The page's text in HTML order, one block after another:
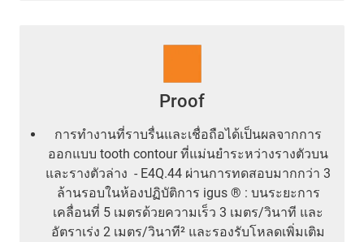
Proof
การทำงานที่ราบรื่นและเชื่อถือได้เป็นผลจากการ
ออกแบบ tooth contour ที่แม่นยำระหว่างรางตัวบน
และรางตัวล่าง - E4Q.44 ผ่านการทดสอบมากกว่า 3
ล้านรอบในห้องปฏิบัติการ igus ® : บนระยะการ
เคลื่อนที่ 5 เมตรด้วยความเร็ว 3 เมตร/วินาที และ
อัตราเร่ง 2 เมตร/วินาที² และรองรับโหลดเพิ่มเติม